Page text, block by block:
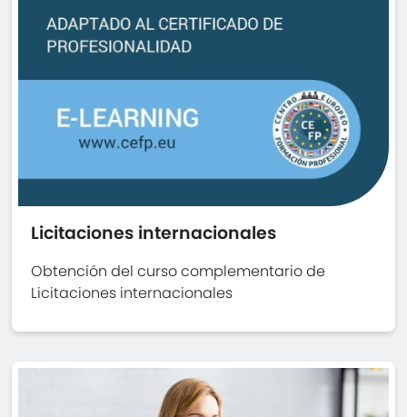
Licitaciones internacionales
Obtención del curso complementario de
Licitaciones internacionales